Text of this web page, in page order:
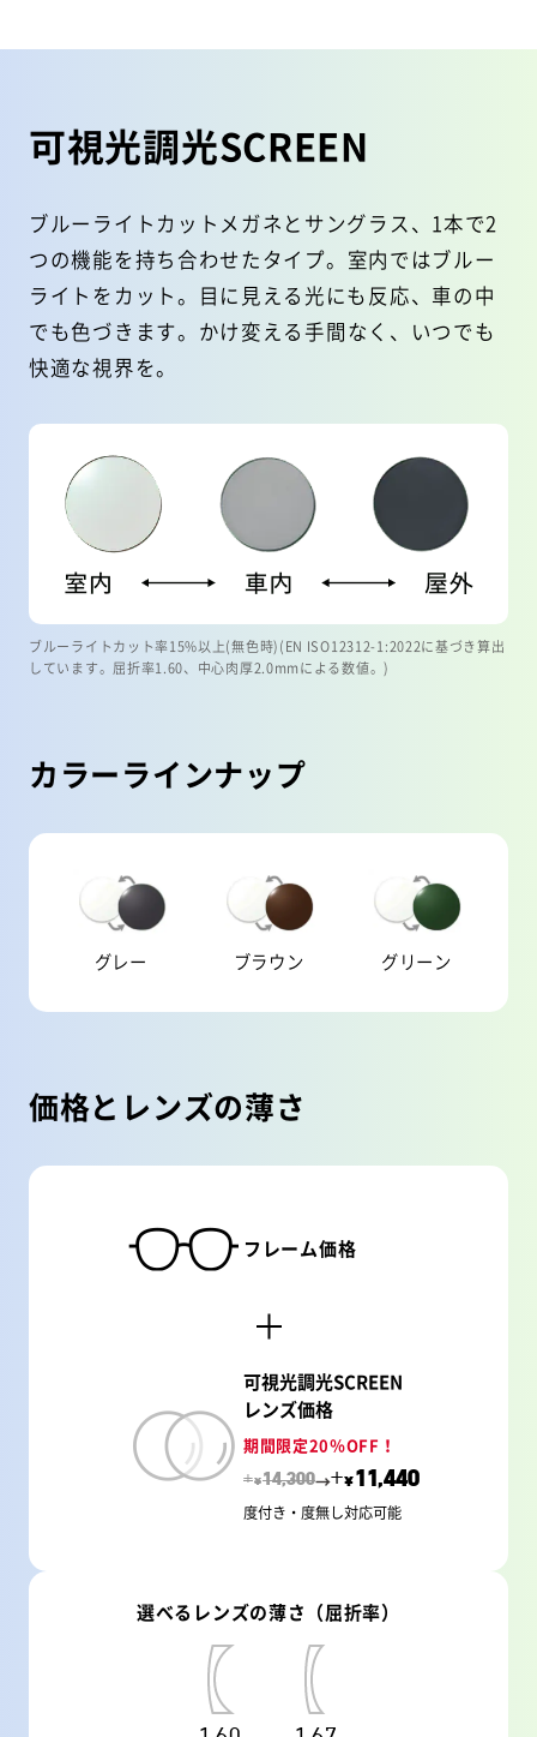
可視光調光SCREEN
ブルーライトカットメガネとサングラス、1本で2
つの機能を持ち合わせたタイプ。 室内ではブルー
ライトをカット。目に見える光にも反応、車の中
でも色づきます。 かけ変える手間なく、いつでも
快適な視界を。
ブルーライトカット率15%以上(無色時)(EN ISO12312-1:2022に基づき算出
しています。屈折率1.60、中心肉厚2.0mmによる数値。)
カラーラインナップ
グレー ブラウン グリーン
価格とレンズの薄さ
フレーム価格
可視光調光SCREEN
レンズ価格
期間限定20％OFF！
+¥14,300→+¥11,440
度付き・度無し対応可能
選べるレンズの薄さ（屈折率）